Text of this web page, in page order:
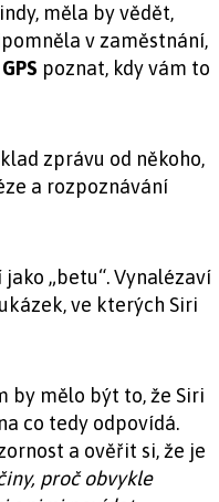
měla by vědět,
v zaměst­nání,
GPS poznat, kdy vám to
zprávu od někoho,
a rozpoznávání
„betu“. Vynalézaví
ve kterých Siri
by mělo být to, že Siri
co tedy odpovídá.
a ověřit si, že je
proč obvykle